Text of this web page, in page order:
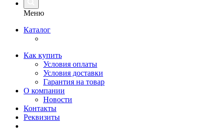
Меню
Каталог
Как купить
Условия оплаты
Условия доставки
Гарантия на товар
О компании
Новости
Контакты
Реквизиты